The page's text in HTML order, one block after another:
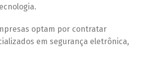
optam por contratar
em segurança eletrônica,